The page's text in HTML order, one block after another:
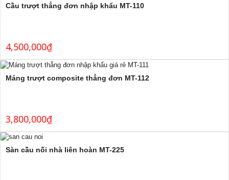
Cầu trượt thẳng đơn nhập khẩu MT-110
4,500,000₫
Máng trượt composite thẳng đơn MT-112
3,800,000₫
Sàn cầu nối nhà liên hoàn MT-225